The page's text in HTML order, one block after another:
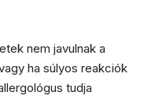
nem javulnak a
ha súlyos reakciók
tudja